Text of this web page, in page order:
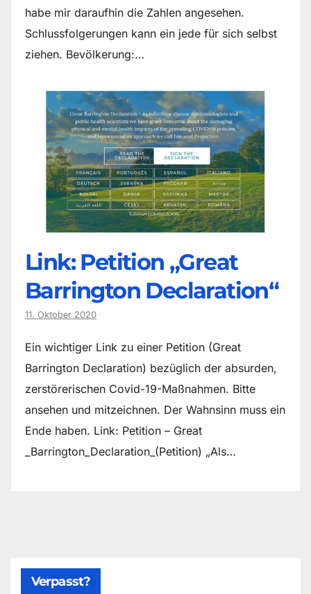
habe mir daraufhin die Zahlen angesehen.
Schlussfolgerungen kann ein jede für sich selbst
ziehen. Bevölkerung:…
Link: Petition „Great
Barrington Declaration“
11. Oktober 2020
Ein wichtiger Link zu einer Petition (Great
Barrington Declaration) bezüglich der absurden,
zerstörerischen Covid-19-Maßnahmen. Bitte
ansehen und mitzeichnen. Der Wahnsinn muss ein
Ende haben. Link: Petition – Great
_Barrington_Declaration_(Petition) „Als…
Verpasst?